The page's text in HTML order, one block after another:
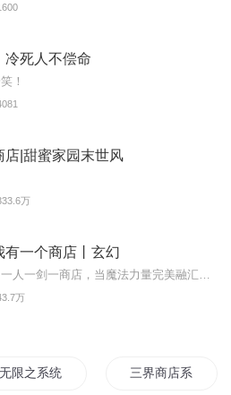
冷死人不偿命
！
店|甜蜜家园末世风
万
有一个商店丨玄幻
万
无限之系统商店 三界商店系统